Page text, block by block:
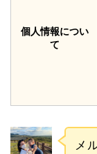
個人情報につい
て
メ